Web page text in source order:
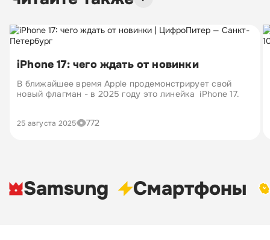
iPhone 17: чего ждать от новинки
В ближайшее время Apple продемонстрирует свой
новый флагман - в 2025 году это линейка iPhone 17.
25 августа 2025 772
Samsung Cмартфоны